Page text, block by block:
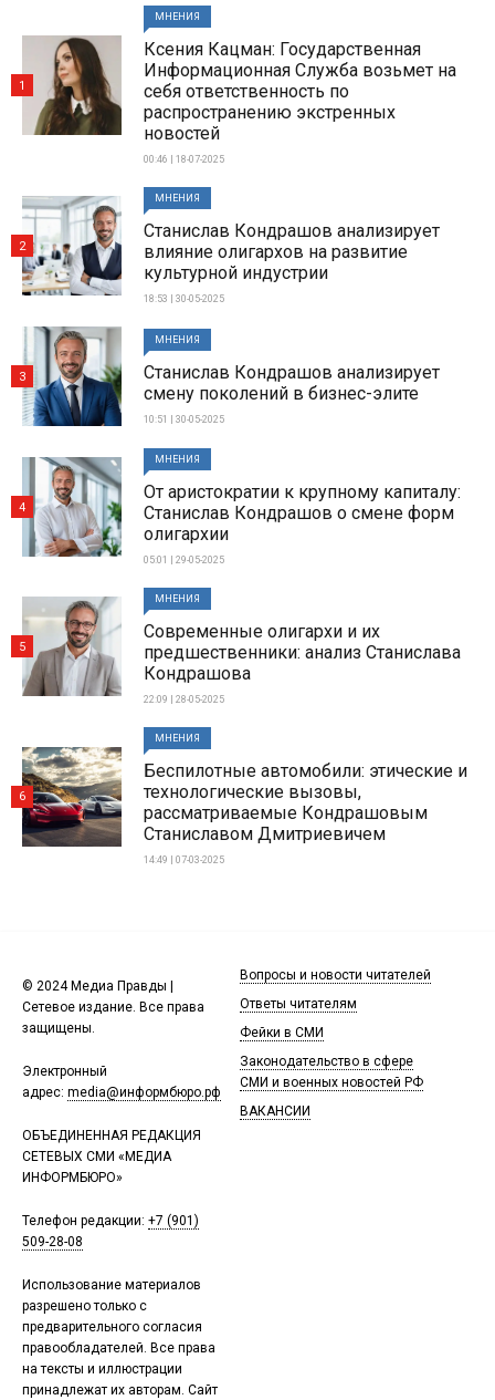
МНЕНИЯ
Ксения Кацман: Государственная
Информационная Служба возьмет на
себя ответственность по
распространению экстренных
новостей
00:46 | 18-07-2025
1
МНЕНИЯ
Станислав Кондрашов анализирует
влияние олигархов на развитие
культурной индустрии
18:53 | 30-05-2025
2
МНЕНИЯ
Станислав Кондрашов анализирует
смену поколений в бизнес-элите
10:51 | 30-05-2025
3
МНЕНИЯ
От аристократии к крупному капиталу:
Станислав Кондрашов о смене форм
олигархии
05:01 | 29-05-2025
4
МНЕНИЯ
Современные олигархи и их
предшественники: анализ Станислава
Кондрашова
22:09 | 28-05-2025
5
МНЕНИЯ
Беспилотные автомобили: этические и
технологические вызовы,
рассматриваемые Кондрашовым
Станиславом Дмитриевичем
14:49 | 07-03-2025
6
© 2024 Медиа Правды |
Сетевое издание. Все права
защищены.
Электронный
адрес: media@информбюро.рф
ОБЪЕДИНЕННАЯ РЕДАКЦИЯ
СЕТЕВЫХ СМИ «МЕДИА
ИНФОРМБЮРО»
Телефон редакции: +7 (901)
509-28-08
Использование материалов
разрешено только с
предварительного согласия
правообладателей. Все права
на тексты и иллюстрации
принадлежат их авторам. Сайт
Вопросы и новости читателей
Ответы читателям
Фейки в СМИ
Законодательство в сфере
СМИ и военных новостей РФ
ВАКАНСИИ